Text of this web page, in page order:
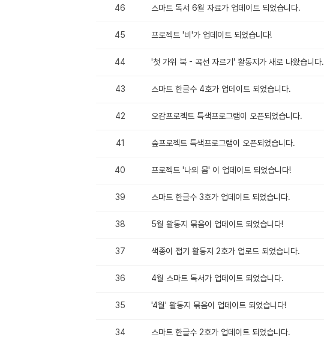
46 스마트 독서 6월 자료가 업데이트 되었습니다.
45 프로젝트 '비'가 업데이트 되었습니다!
44 '첫 가위 북 - 곡선 자르기' 활동지가 새로 나왔습니다.
43 스마트 한글수 4호가 업데이트 되었습니다.
42 오감프로젝트 특색프로그램이 오픈되었습니다.
41 숲프로젝트 특색프로그램이 오픈되었습니다.
40 프로젝트 '나의 몸' 이 업데이트 되었습니다!
39 스마트 한글수 3호가 업데이트 되었습니다.
38 5월 활동지 묶음이 업데이트 되었습니다!
37 색종이 접기 활동지 2호가 업로드 되었습니다.
36 4월 스마트 독서가 업데이트 되었습니다.
35 '4월' 활동지 묶음이 업데이트 되었습니다!
34 스마트 한글수 2호가 업데이트 되었습니다.